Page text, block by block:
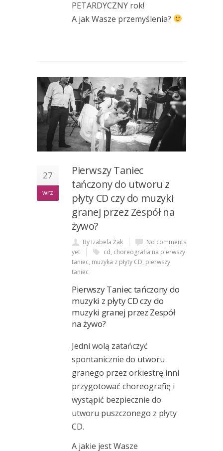
PETARDYCZNY rok!
A jak Wasze przemyślenia?
27
wrz
Pierwszy Taniec
tańczony do utworu z
płyty CD czy do muzyki
granej przez Zespół na
żywo?
By Izabela Żak
No comments
yet
cd, choreografia na pierwszy
taniec, muzyka z płyty CD, pierwszy
taniec
Pierwszy Taniec tańczony do
muzyki z płyty CD czy do
muzyki granej przez Zespół
na żywo?
Jedni wolą zatańczyć
spontanicznie do utworu
granego przez orkiestrę inni
przygotować choreografię i
wystąpić bezpiecznie do
utworu puszczonego z płyty
CD.
A jakie jest Wasze